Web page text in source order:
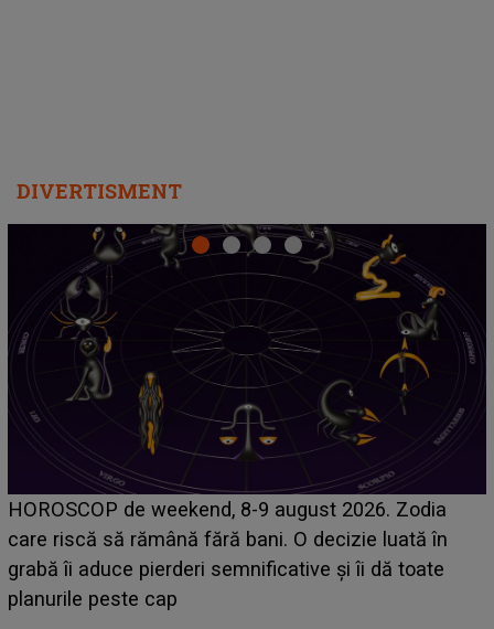
DIVERTISMENT
Emanuel a ținut ACEST DETALIU ASCUNS până
acum! În fața Alexandrei, concurentul din Casa Iubirii
face o MĂRTURISIRE NEAȘTEPTATĂ despre mama
sa: "I-am spus și ei în față, eu nu te iubesc pentru